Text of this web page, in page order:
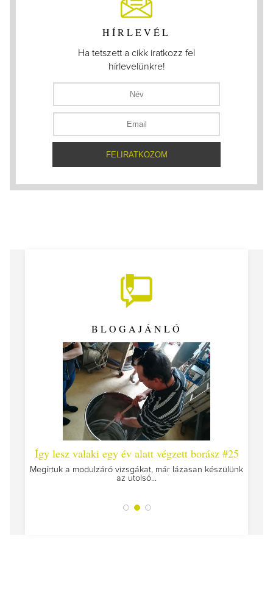
HÍRLEVÉL
Ha tetszett a cikk iratkozz fel
hírlevelünkre!
BLOGAJÁNLÓ
Így lesz valaki egy év alatt végzett borász #25
Megírtuk a modulzáró vizsgákat, már lázasan készülünk
az utolsó...